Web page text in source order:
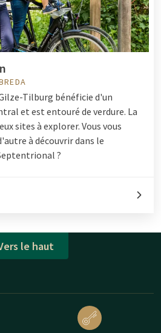
Tilburg bénéficie d'un
et est entouré de verdure. La
sites à explorer. Vous vous
à découvrir dans le
?
le haut